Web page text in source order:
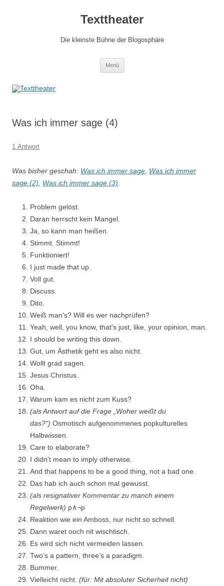
Texttheater
Die kleinste Bühne der Blogosphäre
Menü
Was ich immer sage (4)
1 Antwort
Was bisher geschah: Was ich immer sage Was ich immer
sage (2)
Was ich immer sage (3)
Problem gelöst.
Daran herrscht kein Mangel.
Ja, so kann man heißen.
Stimmt. Stimmt!
Funktioniert!
I just made that up.
Voll gut.
Discuss.
Dito.
Weiß man’s? Will es wer nachprüfen?
Yeah, well, you know, that’s just, like, your opinion, man.
I should be writing this down.
Gut, um Ästhetik geht es also nicht.
Wollt grad sagen.
Jesus Christus.
Oha.
Warum kam es nicht zum Kuss?
(als Antwort auf die Frage „Woher weißt du
das?“) Osmotisch aufgenommenes popkulturelles
Halbwissen.
Care to elaborate?
I didn’t mean to imply otherwise.
And that happens to be a good thing, not a bad one.
Das hab ich auch schon mal gewusst.
(als resignativer Kommentar zu manch einem
Regelwerk) p∧¬p
Reaktion wie ein Amboss, nur nicht so schnell.
Dann waret ooch nit wischtisch.
Es wird sich nicht vermeiden lassen.
Two’s a pattern, three’s a paradigm.
Bummer.
Vielleicht nicht. (für: Mit absoluter Sicherheit nicht)